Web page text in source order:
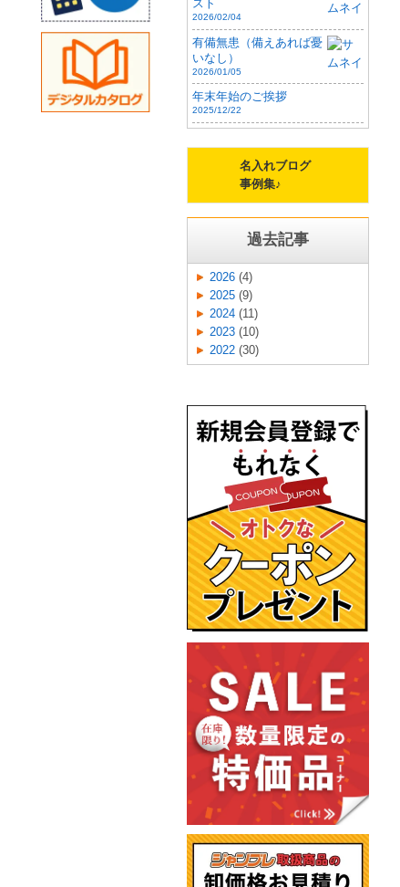
スト
2026/02/04
有備無患（備えあれば憂
いなし）
2026/01/05
年末年始のご挨拶
2025/12/22
名入れブログ
事例集♪
過去記事
2026 (4)
2025 (9)
2024 (11)
2023 (10)
2022 (30)